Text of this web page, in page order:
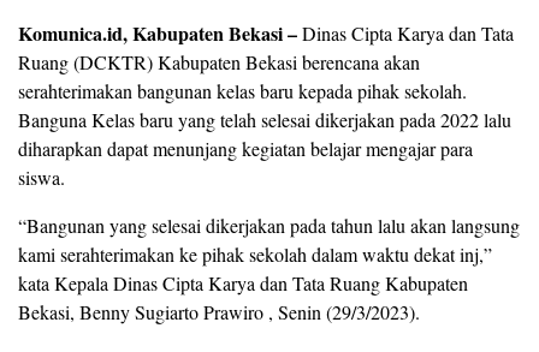
Komunica.id, Kabupaten Bekasi –Dinas Cipta Karya dan Tata
Ruang (DCKTR) Kabupaten Bekasi berencana akan
serahterimakan bangunan kelas baru kepada pihak sekolah.
Banguna Kelas baru yang telah selesai dikerjakan pada 2022 lalu
diharapkan dapat menunjang kegiatan belajar mengajar para
siswa.
“Bangunan yang selesai dikerjakan pada tahun lalu akan langsung
kami serahterimakan ke pihak sekolah dalam waktu dekat inj,”
kata Kepala Dinas Cipta Karya dan Tata Ruang Kabupaten
Bekasi, Benny Sugiarto Prawiro , Senin (29/3/2023).